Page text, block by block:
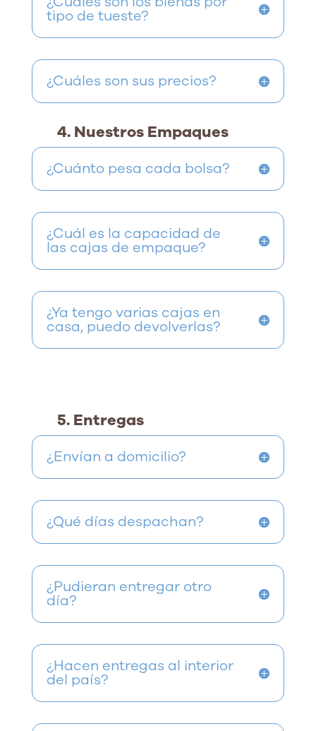
tipo de tueste?
¿Cuáles son sus precios?
4. Nuestros Empaques
¿Cuánto pesa cada bolsa?
¿Cuál es la capacidad de
las cajas de empaque?
¿Ya tengo varias cajas en
casa, puedo devolverlas?
5. Entregas
¿Envían a domicilio?
¿Qué días despachan?
¿Pudieran entregar otro
día?
¿Hacen entregas al interior
del país?